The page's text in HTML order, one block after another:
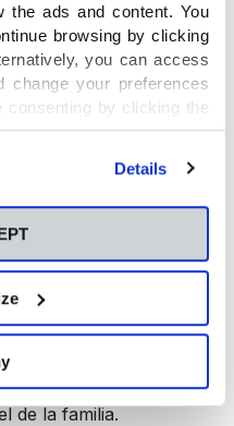
the ads and content. You
browsing by clicking
you can access
change your preferences
consenting by clicking the
information you can visit
Details
«hay que enseñar la
y, sobre todo,
con competencias
y Formación
la empleabilidad’.
como en el
la brecha de
se antoja clave,
El de la
de la familia.